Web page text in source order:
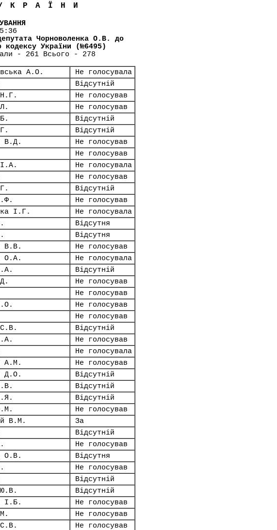
Чорноволенка О.В. до
кодексу України (№6495)
- 261 Всього - 278
А.О.
Не голосувала
Відсутній
Н.Г.
Не голосував
Не голосував
Відсутній
Відсутній
В.Д.
Не голосував
Не голосував
І.А.
Не голосувала
Не голосував
Відсутній
Не голосував
І.Г.
Не голосувала
Відсутня
Відсутня
В.В.
Не голосував
О.А.
Не голосувала
Відсутній
Не голосував
Не голосував
Не голосував
Не голосував
С.В.
Відсутній
Не голосував
Не голосувала
А.М.
Не голосував
Д.О.
Відсутній
Відсутній
Відсутній
Не голосував
В.М.
За
Відсутній
Не голосував
О.В.
Відсутня
Не голосував
Відсутній
Ю.В.
Відсутній
І.Б.
Не голосував
Не голосував
С.В.
Не голосував